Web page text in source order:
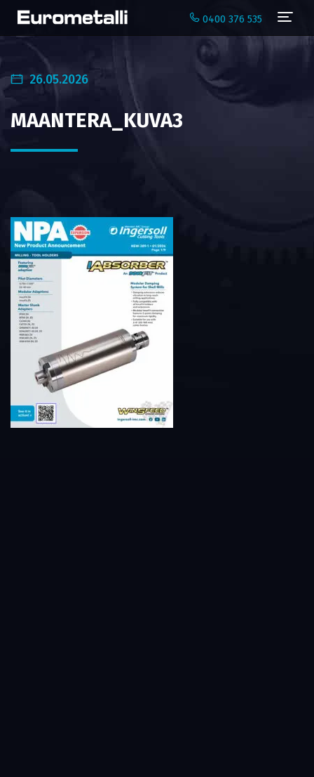
0400 376 535
26.05.2026
MAANTERA_KUVA3